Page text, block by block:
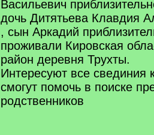
Васильевич
дочь Дитятьева Клавдия
, сын Аркадий
проживали Кировская
район деревня Трухты.
Интересуют все свединия
смогут помочь в поиске
родственников